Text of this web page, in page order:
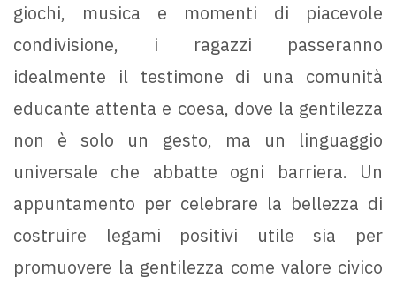
giochi, musica e momenti di piacevole
condivisione, i ragazzi passeranno
idealmente il testimone di una comunità
educante attenta e coesa, dove la gentilezza
non è solo un gesto, ma un linguaggio
universale che abbatte ogni barriera. Un
appuntamento per celebrare la bellezza di
costruire legami positivi utile sia per
promuovere la gentilezza come valore civico